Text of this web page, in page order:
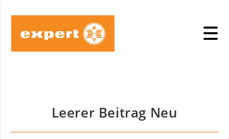
Leerer Beitrag Neu